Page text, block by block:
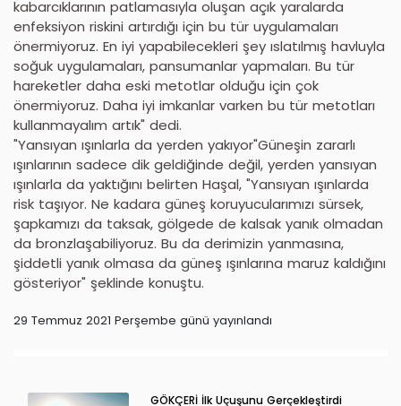
kabarcıklarının patlamasıyla oluşan açık yaralarda
enfeksiyon riskini artırdığı için bu tür uygulamaları
önermiyoruz. En iyi yapabilecekleri şey ıslatılmış havluyla
soğuk uygulamaları, pansumanlar yapmaları. Bu tür
hareketler daha eski metotlar olduğu için çok
önermiyoruz. Daha iyi imkanlar varken bu tür metotları
kullanmayalım artık" dedi.
"Yansıyan ışınlarla da yerden yakıyor"Güneşin zararlı
ışınlarının sadece dik geldiğinde değil, yerden yansıyan
ışınlarla da yaktığını belirten Haşal, "Yansıyan ışınlarda
risk taşıyor. Ne kadara güneş koruyucularımızı sürsek,
şapkamızı da taksak, gölgede de kalsak yanık olmadan
da bronzlaşabiliyoruz. Bu da derimizin yanmasına,
şiddetli yanık olmasa da güneş ışınlarına maruz kaldığını
gösteriyor" şeklinde konuştu.
29 Temmuz 2021 Perşembe günü yayınlandı
GÖKÇERİ İlk Uçuşunu Gerçekleştirdi